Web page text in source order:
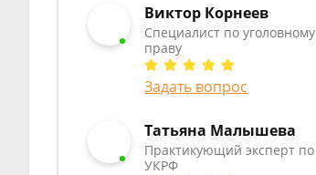
Виктор Корнеев
Cпециалист по уголовному
праву
Задать вопрос
Татьяна Малышева
Практикующий эксперт по
УКРФ